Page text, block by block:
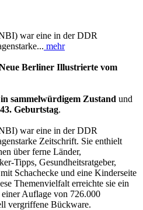
war eine in der DDR
mehr
Berliner Illustrierte vom
sammelwürdigem Zustand und
Geburtstag.
war eine in der DDR
Zeitschrift. Sie enthielt
über ferne Länder,
Tipps, Gesundheitsratgeber,
Schachecke und eine Kinderseite
Themenvielfalt erreichte sie ein
Auflage von 726.000
vergriffene Bückware.